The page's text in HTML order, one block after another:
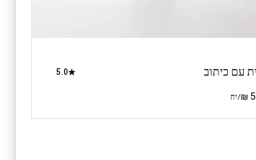
עם כיתוב 5.0
₪/יח